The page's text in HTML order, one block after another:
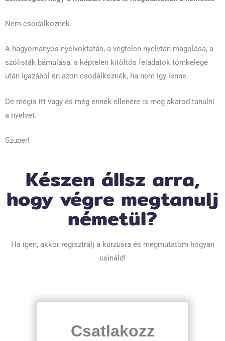
Nem csodálkoznék.
A hagyományos nyelvoktatás, a végtelen nyelvtan magolása, a
szólisták bámulása, a képtelen kitöltős feladatok tömkelege
után igazából én azon csodálkoznék, ha nem így lenne.
De mégis itt vagy és még ennek ellenére is meg akarod tanulni
a nyelvet.
Szuper!
Készen állsz arra,
hogy végre megtanulj
németül?
Ha igen, akkor regisztrálj a kurzusra és megmutatom hogyan
csináld!
Csatlakozz